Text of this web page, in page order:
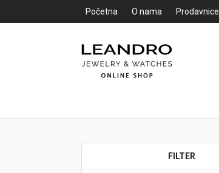
Početna
Početna O nama Prodavnice
FILTER